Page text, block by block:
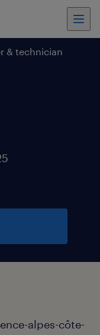
& technician
alpes-côte-